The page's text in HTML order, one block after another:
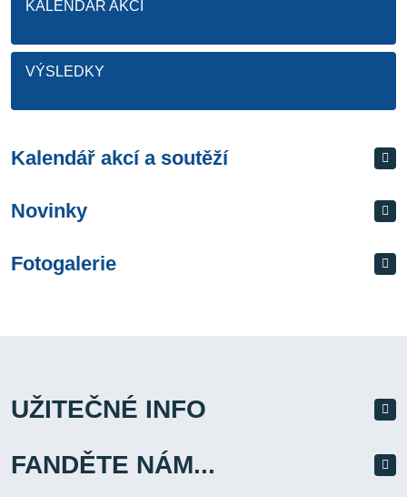
KALENDÁŘ AKCÍ
VÝSLEDKY
Kalendář akcí a soutěží
Novinky
Fotogalerie
UŽITEČNÉ INFO
FANDĚTE NÁM...